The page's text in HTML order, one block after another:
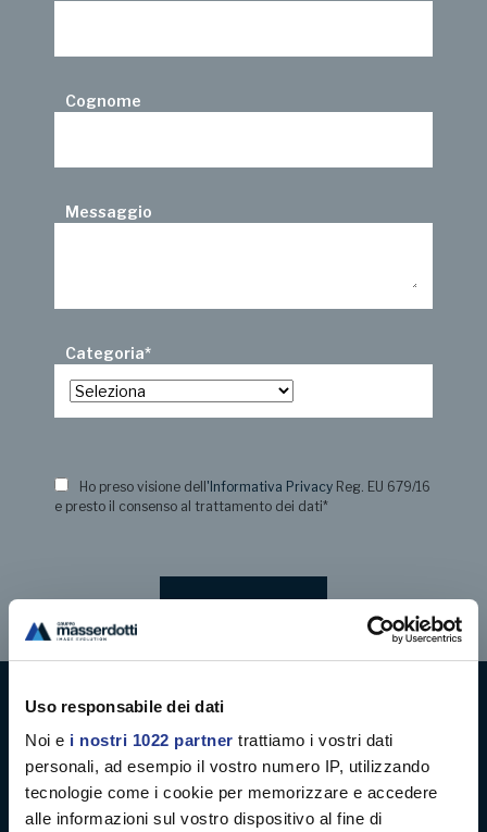
Uso responsabile dei dati
Noi e i nostri 1022 partner trattiamo i vostri dati
personali, ad esempio il vostro numero IP, utilizzando
tecnologie come i cookie per memorizzare e accedere
alle informazioni sul vostro dispositivo al fine di
Cognome
Messaggio
Categoria*
Ho preso visione dell 'Informativa Privacy Reg. EU 679/16
e presto il consenso al trattamento dei dati*
Digital decoration
Digital signage